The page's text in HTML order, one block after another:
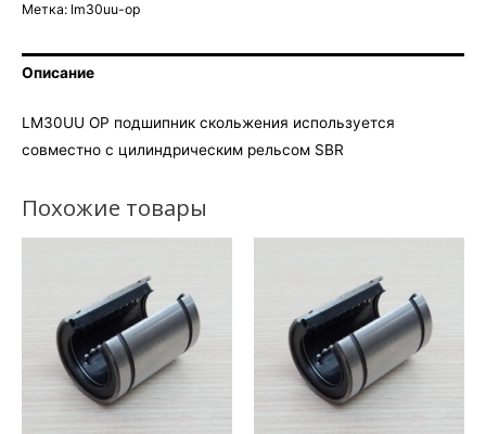
Метка: lm30uu-op
Описание
LM30UU OP подшипник скольжения используется
совместно с цилиндрическим рельсом SBR
Похожие товары